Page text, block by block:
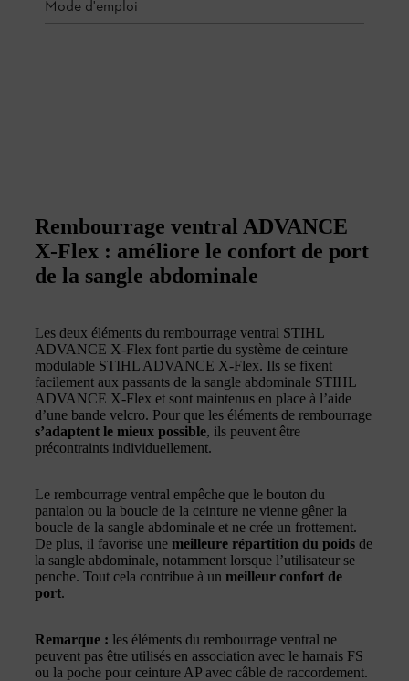
Mode d'emploi
Rembourrage ventral ADVANCE
X-Flex : améliore le confort de port
de la sangle abdominale
Les deux éléments du rembourrage ventral STIHL
ADVANCE X-Flex font partie du système de ceinture
modulable STIHL ADVANCE X-Flex. Ils se fixent
facilement aux passants de la sangle abdominale STIHL
ADVANCE X-Flex et sont maintenus en place à l’aide
d’une bande velcro. Pour que les éléments de rembourrage
s’adaptent le mieux possible, ils peuvent être
précontraints individuellement.
Le rembourrage ventral empêche que le bouton du
pantalon ou la boucle de la ceinture ne vienne gêner la
boucle de la sangle abdominale et ne crée un frottement.
De plus, il favorise une meilleure répartition du poids de
la sangle abdominale, notamment lorsque l’utilisateur se
penche. Tout cela contribue à un meilleur confort de
port.
Remarque : les éléments du rembourrage ventral ne
peuvent pas être utilisés en association avec le harnais FS
ou la poche pour ceinture AP avec câble de raccordement.